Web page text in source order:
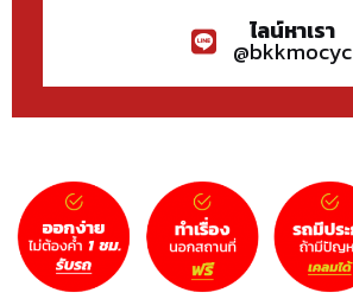
ไลน์หาเรา
@bkkmocyc